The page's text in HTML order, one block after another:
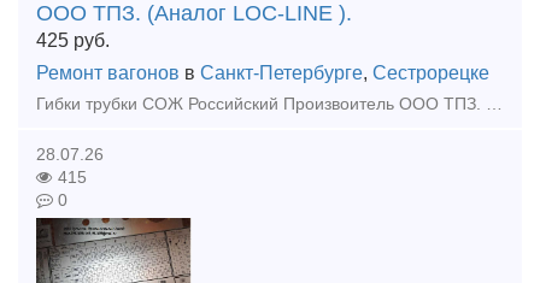
ООО ТПЗ. (Аналог LOC-LINE ).
425 руб.
Ремонт вагонов в Санкт-Петербурге, Сестрорецке
Гибки трубки СОЖ Российский Произвоитель ООО ТПЗ. (Аналог LOC-LINE ). Всегда в наличии! Тульский Промышленный Завод производит универсальные гибкие сегментоно-шарнирные трубки для подачи охлажадающ
28.07.26
415
0